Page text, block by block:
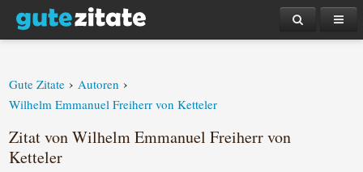
Gute Zitate › Autoren ›
Wilhelm Emmanuel Freiherr von Ketteler
Zitat von Wilhelm Emmanuel Freiherr von
Ketteler